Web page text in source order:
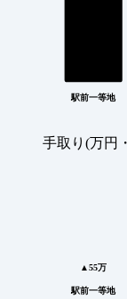
駅前一等地
手取り(万円
▲55万
駅前一等地